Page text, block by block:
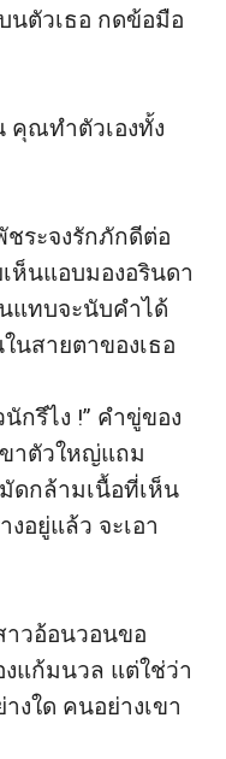
นตัวเธอ กดข้อมือ
คุณทำตัวเองทั้ง
ชระจงรักภักดีต่อ
ห็นแอบมองอรินดา
แทบจะนับคำได้
นสายตาของเธอ
กรึไง !” คำขู่ของ
าตัวใหญ่แถม
ดกล้ามเนื้อที่เห็น
อยู่แล้ว จะเอา
าวอ้อนวอนขอ
แก้มนวล แต่ใช่ว่า
งใด คนอย่างเขา